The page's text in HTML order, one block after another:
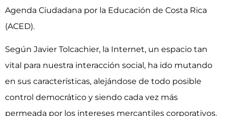
Agenda Ciudadana por la Educación de Costa Rica
(ACED).
Según Javier Tolcachier, la Internet, un espacio tan
vital para nuestra interacción social, ha ido mutando
en sus características, alejándose de todo posible
control democrático y siendo cada vez más
permeada por los intereses mercantiles corporativos.